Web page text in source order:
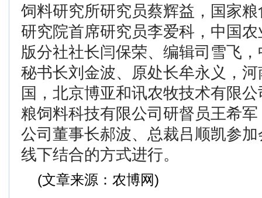
饲料研究所研究员蔡辉益，国家
研究院首席研究员李爱科，中国
版分社社长闫保荣、编辑司雪飞
秘书长刘金波、原处长牟永义，
国，北京博亚和讯农牧技术有限
粮饲料科技有限公司研督员王希
公司董事长郝波、总裁吕顺凯参
线下结合的方式进行。
(文章来源：农博网)